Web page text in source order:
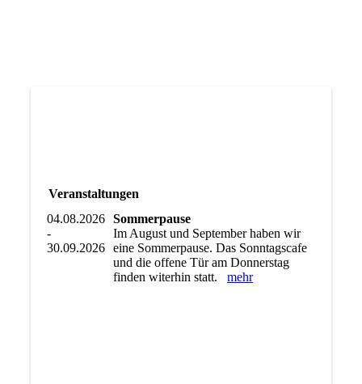
Veranstaltungen
04.08.2026
-
30.09.2026
Sommerpause
Im August und September haben wir
eine Sommerpause. Das Sonntagscafe
und die offene Tür am Donnerstag
finden witerhin statt. mehr